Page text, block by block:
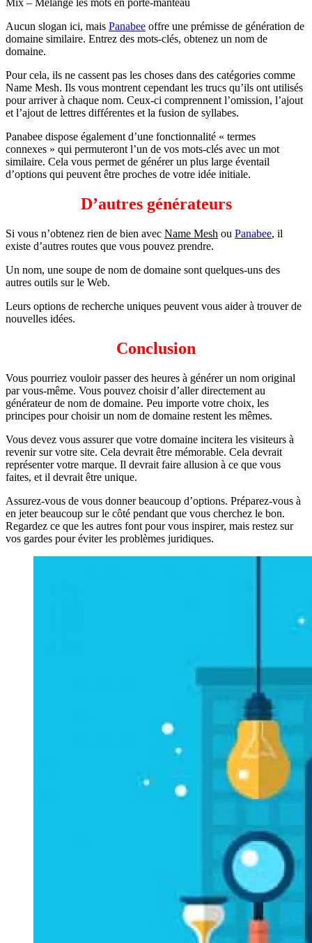
Aucun slogan ici, mais Panabee offre une prémisse de génération de
domaine similaire. Entrez des mots-clés, obtenez un nom de
domaine.
Pour cela, ils ne cassent pas les choses dans des catégories comme
Name Mesh. Ils vous montrent cependant les trucs qu’ils ont utilisés
pour arriver à chaque nom. Ceux-ci comprennent l’omission, l’ajout
et l’ajout de lettres différentes et la fusion de syllabes.
Panabee dispose également d’une fonctionnalité « termes
connexes » qui permuteront l’un de vos mots-clés avec un mot
similaire. Cela vous permet de générer un plus large éventail
d’options qui peuvent être proches de votre idée initiale.
D’autres générateurs
Si vous n’obtenez rien de bien avec Name Mesh ou Panabee, il
existe d’autres routes que vous pouvez prendre.
Un nom, une soupe de nom de domaine sont quelques-uns des
autres outils sur le Web.
Leurs options de recherche uniques peuvent vous aider à trouver de
nouvelles idées.
Conclusion
Vous pourriez vouloir passer des heures à générer un nom original
par vous-même. Vous pouvez choisir d’aller directement au
générateur de nom de domaine. Peu importe votre choix, les
principes pour choisir un nom de domaine restent les mêmes.
Vous devez vous assurer que votre domaine incitera les visiteurs à
revenir sur votre site. Cela devrait être mémorable. Cela devrait
représenter votre marque. Il devrait faire allusion à ce que vous
faites, et il devrait être unique.
Assurez-vous de vous donner beaucoup d’options. Préparez-vous à
en jeter beaucoup sur le côté pendant que vous cherchez le bon.
Regardez ce que les autres font pour vous inspirer, mais restez sur
vos gardes pour éviter les problèmes juridiques.